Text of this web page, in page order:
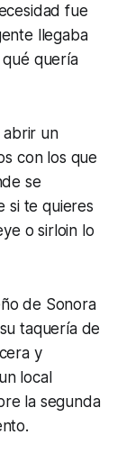
fue
llegaba
quería
abrir un
con los que
se
si te quieres
o sirloin lo
de Sonora
taquería de
y
local
la segunda